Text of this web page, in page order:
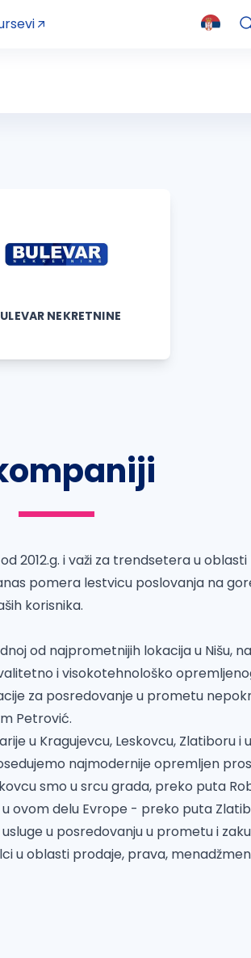
NEKRETNINE
2012.g. i važi za trendsetera u
pomera lestvicu poslovanja na
korisnika.
od najprometnijih lokacija u Nišu,
i visokotehnološko
za posredovanje u prometu
Petrović.
u Kragujevcu, Leskovcu, Zlatiboru i
najmodernije opremljen
smo u srcu grada, preko puta
ovom delu Evrope - preko puta
u posredovanju u prometu i
u oblasti prodaje, prava,